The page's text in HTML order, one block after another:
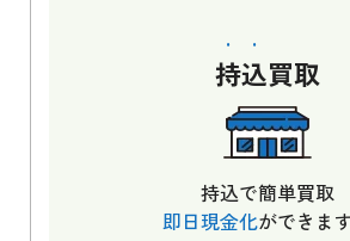
持込買取
持込で簡単買取
即日現金化ができま